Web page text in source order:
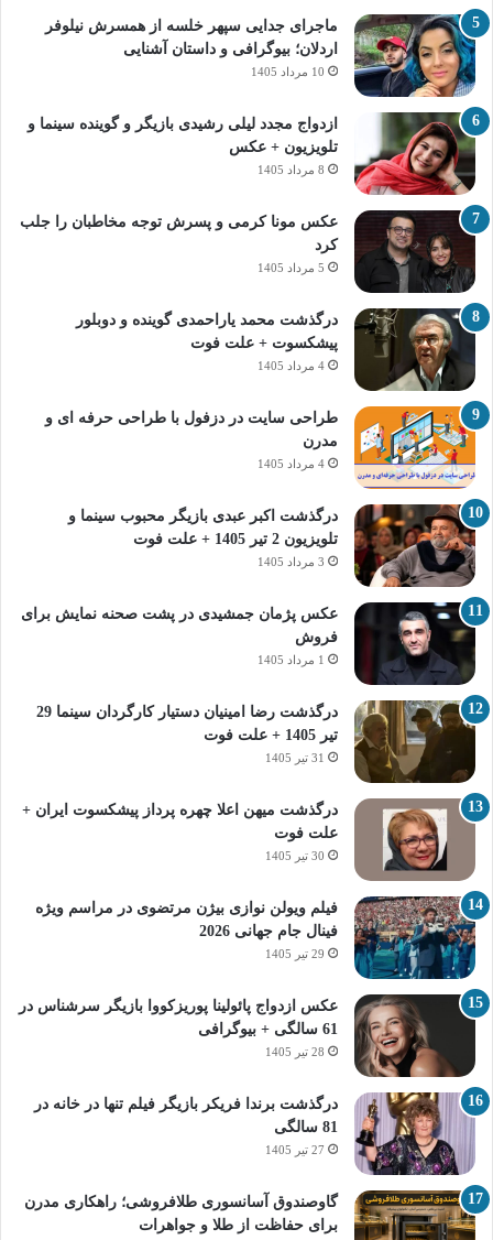
ماجرای جدایی سپهر خلسه از همسرش نیلوفر
اردلان؛ بیوگرافی و داستان آشنایی
10 مرداد 1405
ازدواج مجدد لیلی رشیدی بازیگر و گوینده سینما و
تلویزیون + عکس
8 مرداد 1405
عکس مونا کرمی و پسرش توجه مخاطبان را جلب
کرد
5 مرداد 1405
درگذشت محمد یاراحمدی گوینده و دوبلور
پیشکسوت + علت فوت
4 مرداد 1405
طراحی سایت در دزفول با طراحی حرفه‌ ای و
مدرن
4 مرداد 1405
درگذشت اکبر عبدی بازیگر محبوب سینما و
تلویزیون 2 تیر 1405 + علت فوت
3 مرداد 1405
عکس پژمان جمشیدی در پشت صحنه نمایش برای
فروش
1 مرداد 1405
درگذشت رضا امینیان دستیار کارگردان سینما 29
تیر 1405 + علت فوت
31 تیر 1405
درگذشت میهن اعلا چهره پرداز پیشکسوت ایران +
علت فوت
30 تیر 1405
فیلم ویولن نوازی بیژن مرتضوی در مراسم ویژه
فینال جام جهانی 2026
29 تیر 1405
عکس ازدواج پائولینا پوریزکووا بازیگر سرشناس در
61 سالگی + بیوگرافی
28 تیر 1405
درگذشت برندا فریکر بازیگر فیلم تنها در خانه در
81 سالگی
27 تیر 1405
گاوصندوق آسانسوری طلافروشی؛ راهکاری مدرن
برای حفاظت از طلا و جواهرات